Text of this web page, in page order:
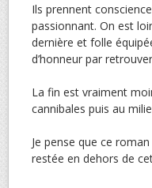
Ils prennent
passionnant. On est
dernière et folle
d’honneur par
La fin est vraiment
cannibales puis au
Je pense que ce
restée en dehors de